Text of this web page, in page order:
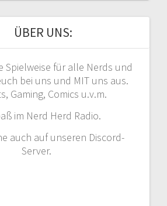
ÜBER UNS:
Spielweise für alle Nerds und
bei uns und MIT uns aus.
Gaming, Comics u.v.m.
im Nerd Herd Radio.
auch auf unseren Discord-
Server.